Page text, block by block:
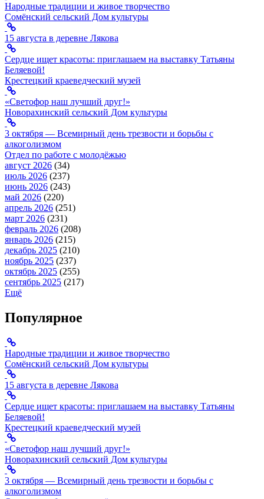
Народные традиции и живое творчество
Сомёнский сельский Дом культуры
15 августа в деревне Лякова
Сердце ищет красоты: приглашаем на выставку Татьяны
Беляевой!
Крестецкий краеведческий музей
«Светофор наш лучший друг!»
Новорахинский сельский Дом культуры
3 октября — Всемирный день трезвости и борьбы с
алкоголизмом
Отдел по работе с молодёжью
август 2026 (34)
июль 2026 (237)
июнь 2026 (243)
май 2026 (220)
апрель 2026 (251)
март 2026 (231)
февраль 2026 (208)
январь 2026 (215)
декабрь 2025 (210)
ноябрь 2025 (237)
октябрь 2025 (255)
сентябрь 2025 (217)
Ещё
Популярное
Народные традиции и живое творчество
Сомёнский сельский Дом культуры
15 августа в деревне Лякова
Сердце ищет красоты: приглашаем на выставку Татьяны
Беляевой!
Крестецкий краеведческий музей
«Светофор наш лучший друг!»
Новорахинский сельский Дом культуры
3 октября — Всемирный день трезвости и борьбы с
алкоголизмом